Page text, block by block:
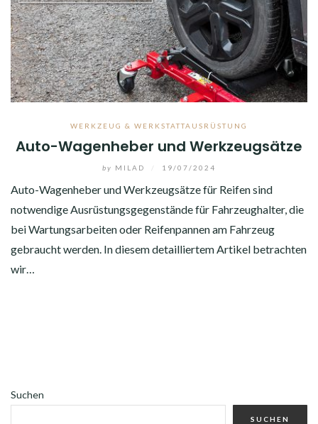
WERKZEUG & WERKSTATTAUSRÜSTUNG
Auto-Wagenheber und Werkzeugsätze
by MILAD 19/07/2024
Auto-Wagenheber und Werkzeugsätze für Reifen sind
notwendige Ausrüstungsgegenstände für Fahrzeughalter, die
bei Wartungsarbeiten oder Reifenpannen am Fahrzeug
gebraucht werden. In diesem detailliertem Artikel betrachten
wir…
Suchen
SUCHEN